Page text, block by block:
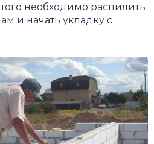
необходимо распилить
и начать укладку с